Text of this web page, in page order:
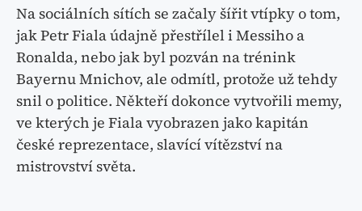
Na sociálních sítích se začaly šířit vtípky o tom,
jak Petr Fiala údajně přestřílel i Messiho a
Ronalda, nebo jak byl pozván na trénink
Bayernu Mnichov, ale odmítl, protože už tehdy
snil o politice. Někteří dokonce vytvořili memy,
ve kterých je Fiala vyobrazen jako kapitán
české reprezentace, slavící vítězství na
mistrovství světa.